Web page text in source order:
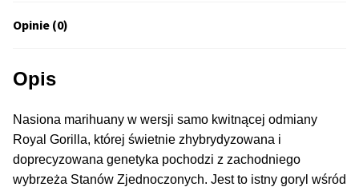
Producenci Nasion
Fajki Wodne
Inne Akcesoria
Opinie (0)
Opis
Nasiona marihuany w wersji samo kwitnącej odmiany
Royal Gorilla, której świetnie zhybrydyzowana i
doprecyzowana genetyka pochodzi z zachodniego
wybrzeża Stanów Zjednoczonych. Jest to istny goryl wśród